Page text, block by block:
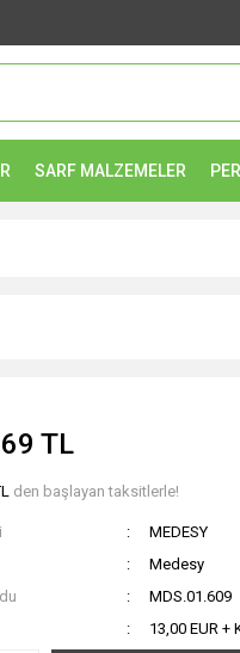
SARF MALZEMELER
TL
den başlayan taksitlerle!
MEDESY
Medesy
MDS.01.609
13,00 EUR +